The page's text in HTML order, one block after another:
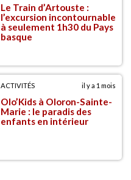
Le Train d’Artouste :
l’excursion incontournable
à seulement 1h30 du Pays
basque
ACTIVITÉS il y a 1 mois
Olo’Kids à Oloron-Sainte-
Marie : le paradis des
enfants en intérieur